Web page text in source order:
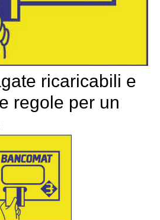
ricaricabili e
regole per un